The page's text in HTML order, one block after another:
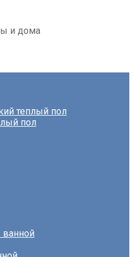
и дома
теплый пол
пол
ванной